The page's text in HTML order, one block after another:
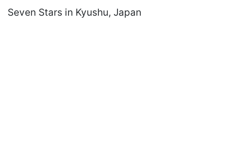
Seven Stars in Kyushu, Japan